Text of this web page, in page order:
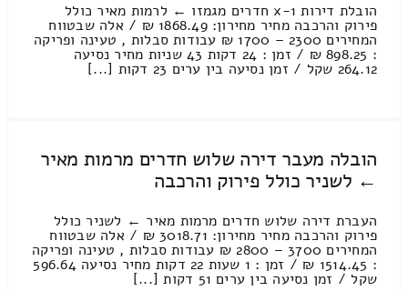
הובלת דירות 1-x חדרים מגמזו ← לרמות מאיר כולל
פירוק והרכבה מחיר מחירון: 1868.49 ₪ / אלה שבטווח
המחירים 2300 – 1700 ₪ עבודות סבלות , טעינה ופריקה
: 898.25 ₪ / זמן : 24 דקות 43 שניות מחיר נסיעה
264.12 שקל / זמן נסיעה בין ערים 23 דקות [...]
הובלה מעבר דירה שלוש חדרים מרמות מאיר
← לשניר כולל פירוק והרכבה
העברת דירה שלוש חדרים מרמות מאיר ← לשניר כולל
פירוק והרכבה מחיר מחירון: 3018.71 ₪ / אלה שבטווח
המחירים 3700 – 2800 ₪ עבודות סבלות , טעינה ופריקה
: 1514.45 ₪ / זמן : 1 שעות 22 דקות מחיר נסיעה 596.64
שקל / זמן נסיעה בין ערים 51 דקות [...]